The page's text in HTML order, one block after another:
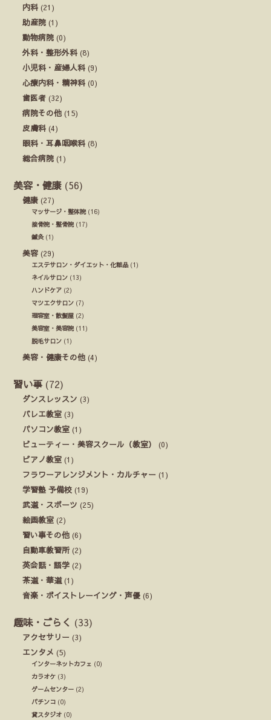
内科 (21)
助産院 (1)
動物病院 (0)
外科・整形外科 (8)
小児科・産婦人科 (9)
心療内科・精神科 (0)
歯医者 (32)
病院その他 (15)
皮膚科 (4)
眼科・耳鼻咽喉科 (8)
総合病院 (1)
美容・健康 (56)
健康 (27)
マッサージ・整体院(16)
接骨院・整骨院(17)
鍼灸(1)
美容 (29)
エステサロン・ダイエット・化粧品 (1)
ネイルサロン (13)
ハンドケア (2)
マツエクサロン (7)
理容室・散髪屋 (2)
美容室・美容院(11)
脱毛サロン (1)
美容・健康その他 (4)
習い事 (72)
ダンスレッスン (3)
バレエ教室 (3)
パソコン教室 (1)
ビューティー・美容スクール（教室）
(0)
ピアノ教室 (1)
フラワーアレンジメント・カルチャー (1)
学習塾 予備校 (19)
武道・スポーツ (25)
絵画教室 (2)
習い事その他 (6)
自動車教習所(2)
英会話・語学 (2)
茶道・華道(1)
音楽・ボイストレーイング・声優 (6)
趣味・ごらく (33)
アクセサリー (3)
エンタメ (5)
インターネットカフェ (0)
カラオケ (3)
ゲームセンター (2)
パチンコ (0)
貸スタジオ (0)